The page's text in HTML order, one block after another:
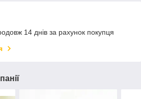
14 днів за рахунок покупця